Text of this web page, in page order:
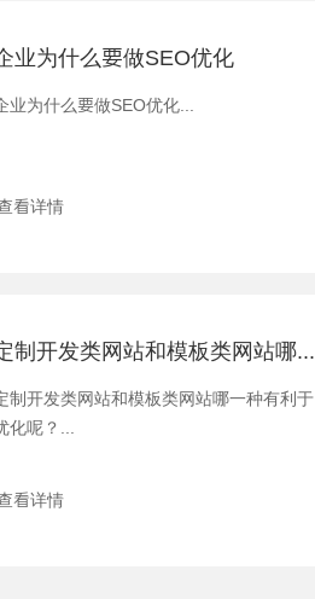
业为什么要做SEO优化
业为什么要做SEO优化...
看详情
制开发类网站和模板类网站哪一种有利于
化呢？...
看详情